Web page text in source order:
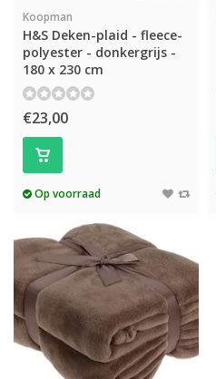
Koopman
H&S Deken-plaid - fleece-
polyester - donkergrijs -
180 x 230 cm
€23,00
Op voorraad